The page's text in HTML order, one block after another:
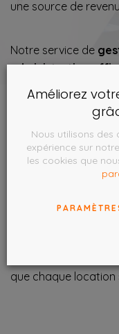
une source de
Notre service de
administration
quotidienne, tout
Parallèlement,
dans la découverte
vos attentes et
Nous combinons
marché et des
que chaque location
Améliorez
Nous utilisons des
expérience sur
les cookies que